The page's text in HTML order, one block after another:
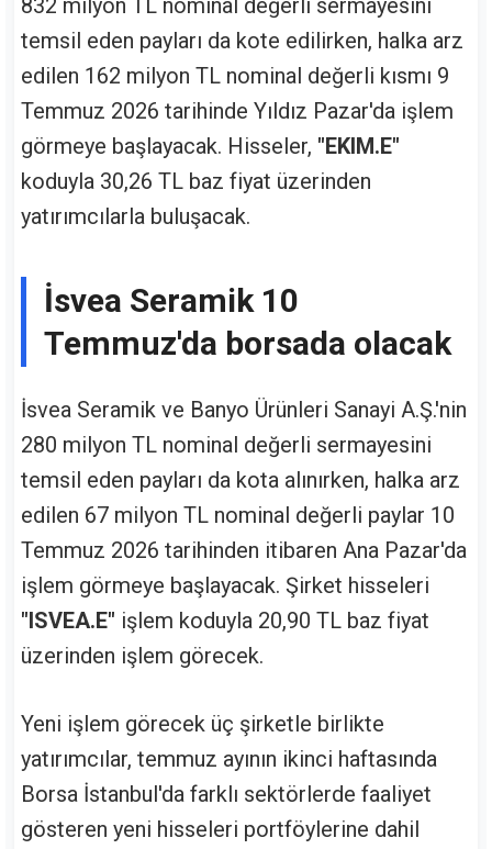
832 milyon TL nominal değerli sermayesini
temsil eden payları da kote edilirken, halka arz
edilen 162 milyon TL nominal değerli kısmı 9
Temmuz 2026 tarihinde Yıldız Pazar'da işlem
görmeye başlayacak. Hisseler, "EKIM.E"
koduyla 30,26 TL baz fiyat üzerinden
yatırımcılarla buluşacak.
İsvea Seramik 10
Temmuz'da borsada olacak
İsvea Seramik ve Banyo Ürünleri Sanayi A.Ş.'nin
280 milyon TL nominal değerli sermayesini
temsil eden payları da kota alınırken, halka arz
edilen 67 milyon TL nominal değerli paylar 10
Temmuz 2026 tarihinden itibaren Ana Pazar'da
işlem görmeye başlayacak. Şirket hisseleri
"ISVEA.E" işlem koduyla 20,90 TL baz fiyat
üzerinden işlem görecek.
Yeni işlem görecek üç şirketle birlikte
yatırımcılar, temmuz ayının ikinci haftasında
Borsa İstanbul'da farklı sektörlerde faaliyet
gösteren yeni hisseleri portföylerine dahil